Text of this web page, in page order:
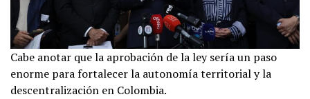
Cabe anotar que la aprobación de la ley sería un paso
enorme para fortalecer la autonomía territorial y la
descentralización en Colombia.